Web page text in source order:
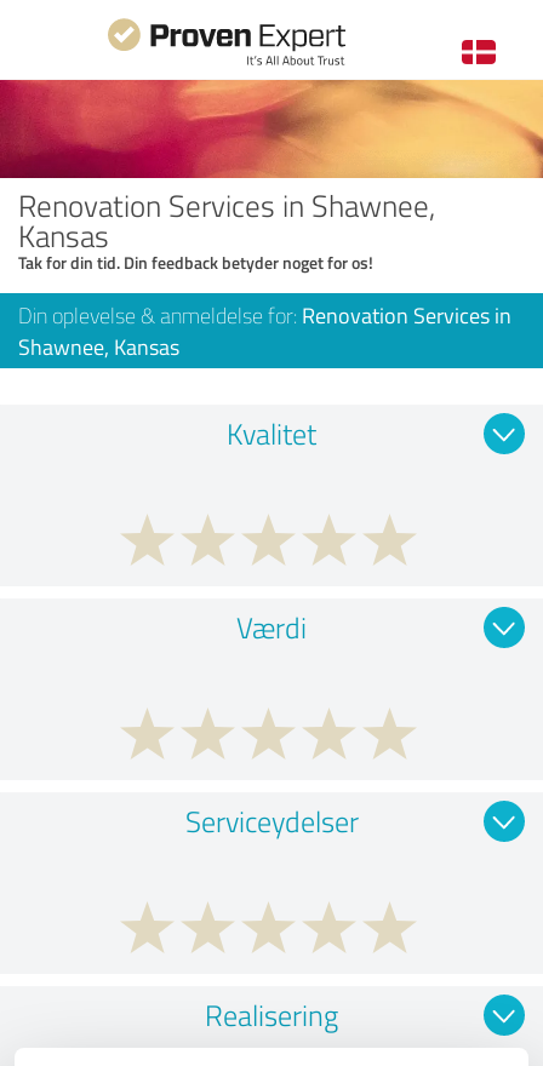
Renovation Services in Shawnee,
Kansas
Tak for din tid. Din feedback betyder noget for os!
Din oplevelse & anmeldelse for: Renovation Services in
Shawnee, Kansas
Kvalitet
Værdi
Serviceydelser
Realisering